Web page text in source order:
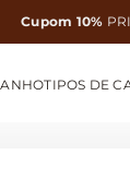
Cupom 10%
TIPOS DE